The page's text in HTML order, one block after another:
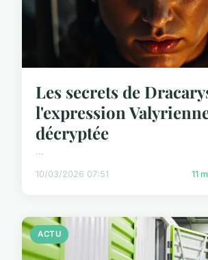
Les secrets de
l'expression
décryptée
...
10/03/2026 07:51 11
ACTU